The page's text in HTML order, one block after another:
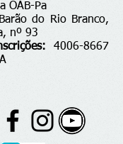
OAB-Pa
do Rio Branco,
nº 93
4006-8667